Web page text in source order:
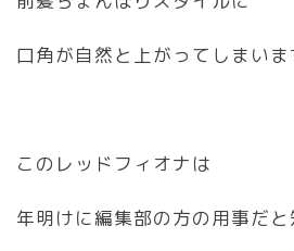
口角が自然と上がってしまいま
このレッドフィオナは
年明けに編集部の方の用事だと